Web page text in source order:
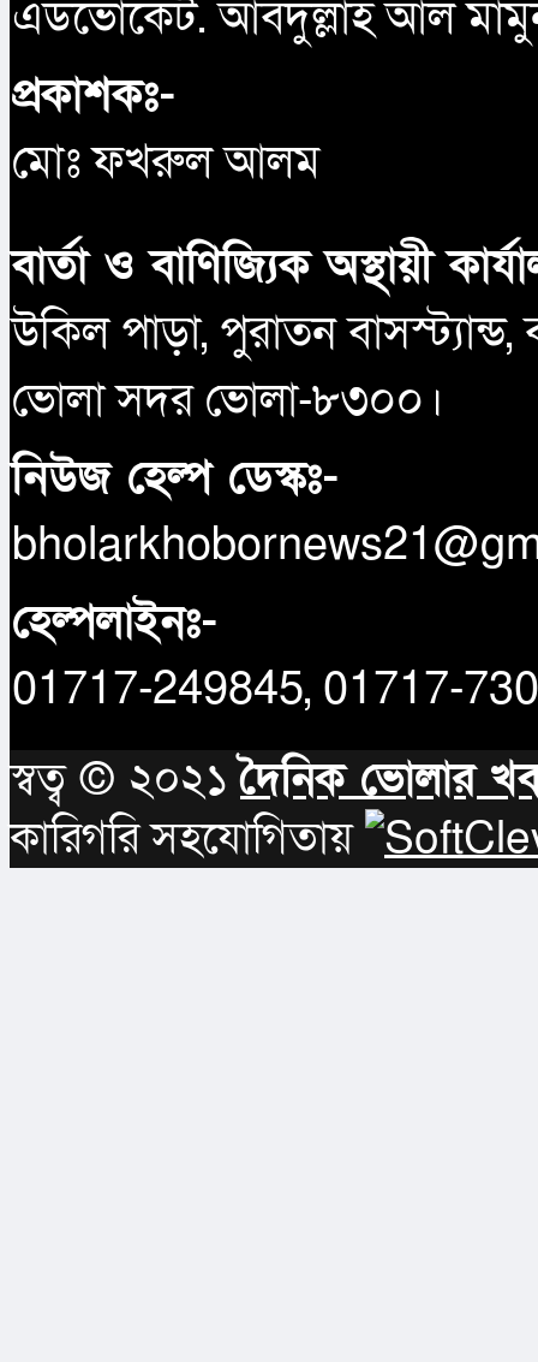
এডভোকেট. আবদুল্লাহ আল
প্রকাশকঃ-
মোঃ ফখরুল আলম
বার্তা ও বাণিজ্যিক অস্থায়ী
উকিল পাড়া, পুরাতন
ভোলা সদর ভোলা-৮৩০০।
নিউজ হেল্প ডেস্কঃ-
হেল্পলাইনঃ-
01717-249845, 01717-
স্বত্ব © ২০২১দৈনিক ভোলার
কারিগরি সহযোগিতায়